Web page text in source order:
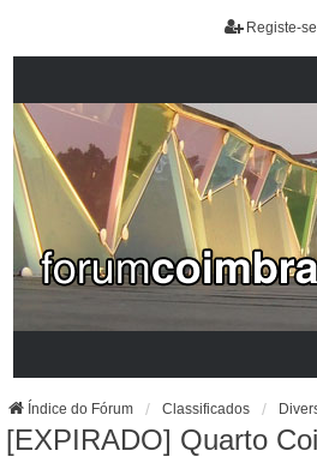
Registe-se
Índice do Fórum Classificados
[EXPIRADO] Quarto